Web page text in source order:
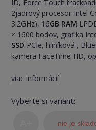
ID, Force Touch
2jadrový procesor Intel
3.2GHz), 16GB RAM
× 1600 bodov, grafika
SSD PCIe, hliníková ,
kamera FaceTime HD,
viac informácií
Vyberte si variant:
nie je